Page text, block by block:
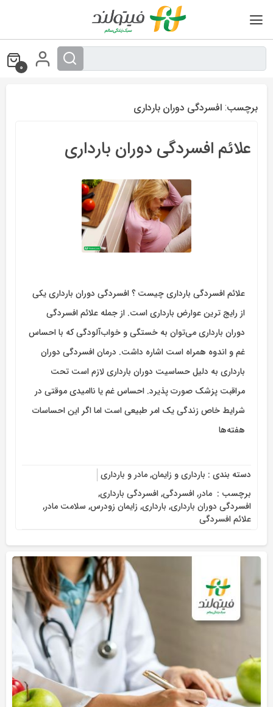
0
برچسب: افسردگی دوران بارداری
علائم افسردگی دوران بارداری
علائم افسردگی بارداری چیست ؟ افسردگی دوران بارداری یکی
از رایج ترین عوارض بارداری است. از جمله علائم افسردگی
دوران بارداری می‌توان به خستگی و خواب‌آلودگی که با احساس
غم و اندوه همراه است اشاره داشت. درمان افسردگی دوران
بارداری به دلیل حساسیت دوران بارداری لازم است تحت
مراقبت پزشک صورت پذیرد. احساس غم یا نا‌امیدی موقتی در
شرایط خاص زندگی یک امر طبیعی است اما اگر این احساسات
هفته‌ها
دسته بندی : بارداری و زایمان,مادر و بارداری
برچسب : ‌ مادر,افسردگی,افسردگی بارداری,
افسردگی دوران بارداری, بارداری, زایمان زودرس, سلامت مادر,
علائم افسردگی